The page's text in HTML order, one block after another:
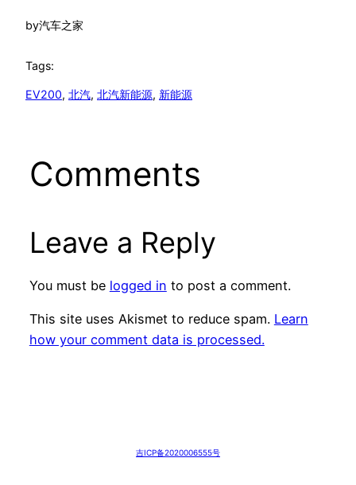
by汽车之家
Tags:
EV200, 北汽, 北汽新能源, 新能源
Comments
Leave a Reply
You must be logged in to post a comment.
This site uses Akismet to reduce spam. Learn
how your comment data is processed.
吉ICP备2020006555号